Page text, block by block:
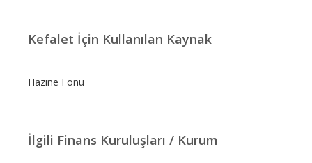
Kefalet İçin Kullanılan Kaynak
Hazine Fonu
İlgili Finans Kuruluşları / Kurum